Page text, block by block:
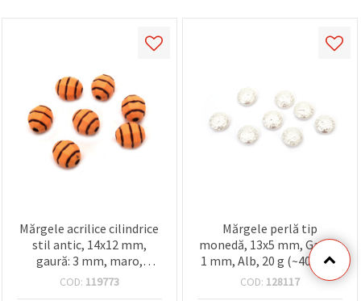
Mărgele acrilice cilindrice
stil antic, 14x12 mm,
gaură: 3 mm, maro,
pentru bijuterii DIY și
COD: 119773
Mărgele perlă tip
monedă, 13x5 mm, Gaură:
1 mm, Alb, 20 g (~40 buc.)
COD: 128117